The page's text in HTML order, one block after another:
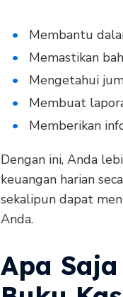
Membantu
Memastikan
Mengetahui
Membuat
Memberikan
Dengan ini, Anda
keuangan harian
sekalipun dapat
Anda.
Apa